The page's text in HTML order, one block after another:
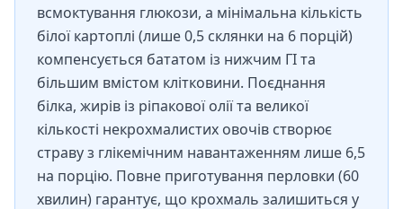
всмоктування глюкози, а мінімальна кількість
білої картоплі (лише 0,5 склянки на 6 порцій)
компенсується бататом із нижчим ГІ та
більшим вмістом клітковини. Поєднання
білка, жирів із ріпакової олії та великої
кількості некрохмалистих овочів створює
страву з глікемічним навантаженням лише 6,5
на порцію. Повне приготування перловки (60
хвилин) гарантує, що крохмаль залишиться у